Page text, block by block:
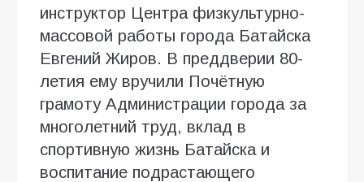
инструктор Центра физкультурно-
массовой работы города Батайска
Евгений Жиров. В преддверии 80-
летия ему вручили Почётную
грамоту Администрации города за
многолетний труд, вклад в
спортивную жизнь Батайска и
воспитание подрастающего